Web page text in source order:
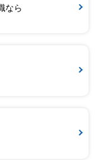
なら